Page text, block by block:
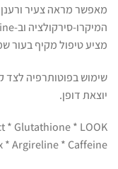
מאפשר מראה צעיר ורענן
מציע טיפול מקיף בעור
שימוש בפוטותרפיה לצד
יוצאת דופן.
* Glutathione * LOOK
* Argireline * Caffeine